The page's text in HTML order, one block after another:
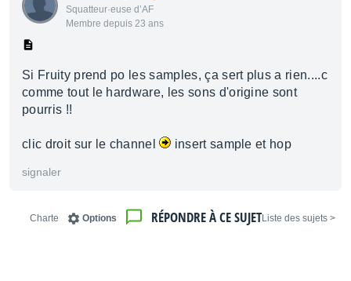
Squatteur·euse d’AF
Membre depuis 23 ans
Si Fruity prend po les samples, ça sert plus a rien....c
comme tout le hardware, les sons d'origine sont
pourris !!
clic droit sur le channel insert sample et hop
signaler
< Liste des sujets
RÉPONDRE À CE SUJET
Options
Charte